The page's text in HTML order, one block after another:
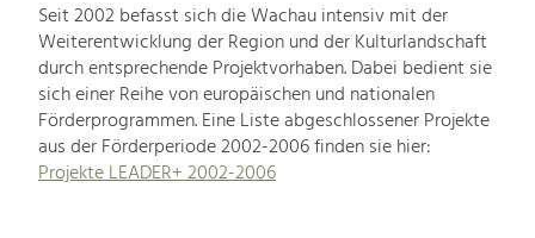
Seit 2002 befasst sich die Wachau intensiv mit der
Weiterentwicklung der Region und der Kulturlandschaft
durch entsprechende Projektvorhaben. Dabei bedient sie
sich einer Reihe von europäischen und nationalen
Förderprogrammen. Eine Liste abgeschlossener Projekte
aus der Förderperiode 2002-2006 finden sie hier:
Projekte LEADER+ 2002-2006